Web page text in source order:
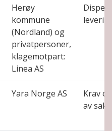
Herøy
kommune
(Nordland) og
privatpersoner,
klagemotpart:
Linea AS
Yara Norge AS
Krav
av